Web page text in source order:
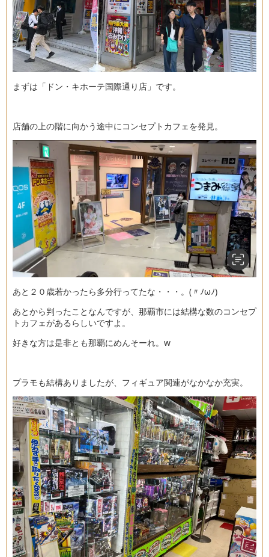
まずは「ドン・キホーテ国際通り店」です。
店舗の上の階に向かう途中にコンセプトカフェを発見。
あと２０歳若かったら多分行ってたな・・・。(〃ﾉωﾉ)
あとから判ったことなんですが、那覇市には結構な数のコンセプ
トカフェがあるらしいですよ。
好きな方は是非とも那覇にめんそーれ。w
プラモも結構ありましたが、フィギュア関連がなかなか充実。